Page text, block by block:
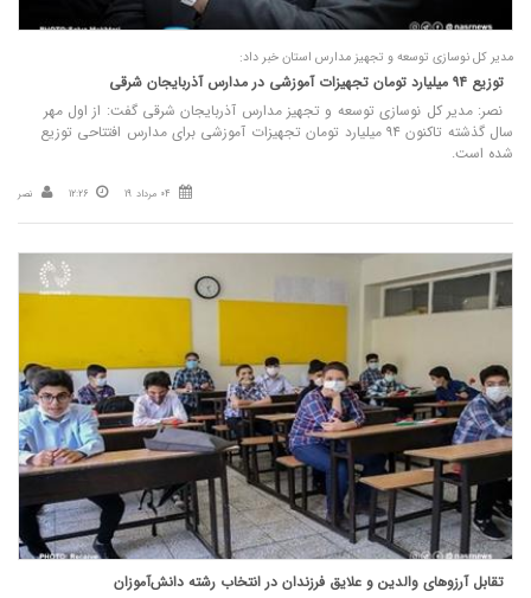
مدیر کل نوسازی توسعه و تجهیز مدارس استان خبر داد:
توزیع ۹۴ میلیارد تومان تجهیزات آموزشی در مدارس آذربایجان شرقی
نصر: مدیر کل نوسازی توسعه و تجهیز مدارس آذربایجان شرقی گفت: از اول مهر
سال گذشته تاکنون ۹۴ میلیارد تومان تجهیزات آموزشی برای مدارس افتتاحی توزیع
شده است.
04 مرداد 19 12:26 نصر
تقابل آرزوهای والدین و علایق فرزندان در انتخاب رشته دانش‌آموزان